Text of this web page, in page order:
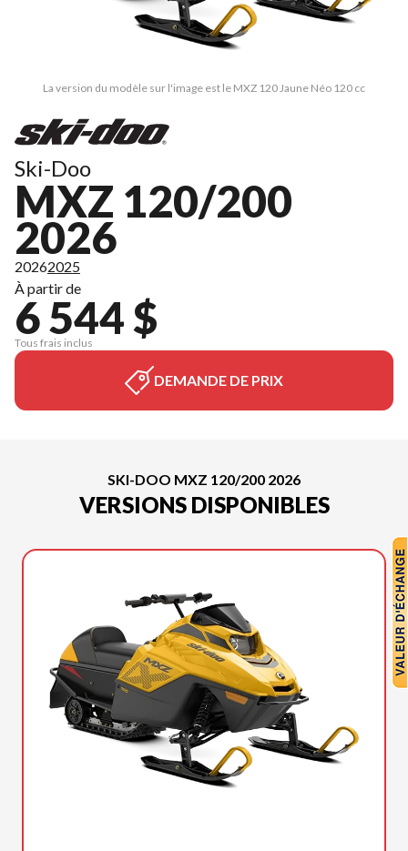
La version du modèle sur l'image est le MXZ 120 Jaune Néo 120 cc
Ski-Doo
MXZ 120/200
2026
20262025
À partir de
6 544 $
Tous frais inclus
DEMANDE DE PRIX
SKI-DOO MXZ 120/200 2026
VERSIONS DISPONIBLES